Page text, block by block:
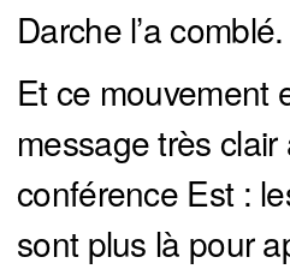
Darche l’a comblé.
Et ce mouvement
message très
conférence Est :
sont plus là pour